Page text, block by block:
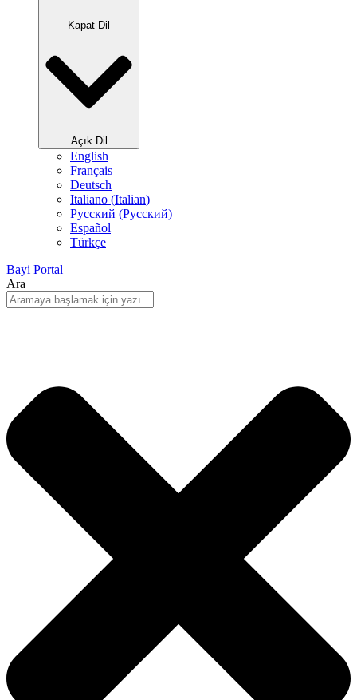
Kapat Dil
Açık Dil
English
Français
Deutsch
Italiano (Italian)
Русский (Pусский)
Español
Türkçe
Bayi Portal
Ara